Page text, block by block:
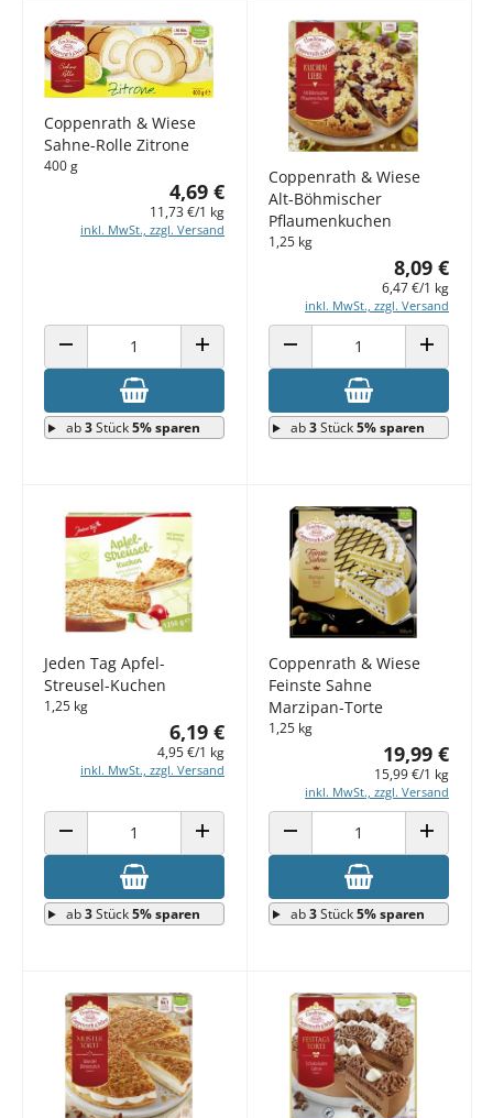
Coppenrath & Wiese
Sahne-Rolle Zitrone
400 g
4,69 €
11,73 €/1 kg
inkl. MwSt., zzgl. Versand
ANZAHL VERRINGERN ANZAHL ERHÖHEN
ab3Stück5% sparen
Coppenrath & Wiese
Alt-Böhmischer
Pflaumenkuchen
1,25 kg
8,09 €
6,47 €/1 kg
inkl. MwSt., zzgl. Versand
ANZAHL VERRINGERN ANZAHL
ab3Stück5% sparen
Jeden Tag Apfel-
Streusel-Kuchen
1,25 kg
6,19 €
4,95 €/1 kg
inkl. MwSt., zzgl. Versand
ANZAHL VERRINGERN ANZAHL ERHÖHEN
ab3Stück5% sparen
Coppenrath & Wiese
Feinste Sahne
Marzipan-Torte
1,25 kg
19,99 €
15,99 €/1 kg
inkl. MwSt., zzgl. Versand
ANZAHL VERRINGERN ANZAHL
ab3Stück5% sparen